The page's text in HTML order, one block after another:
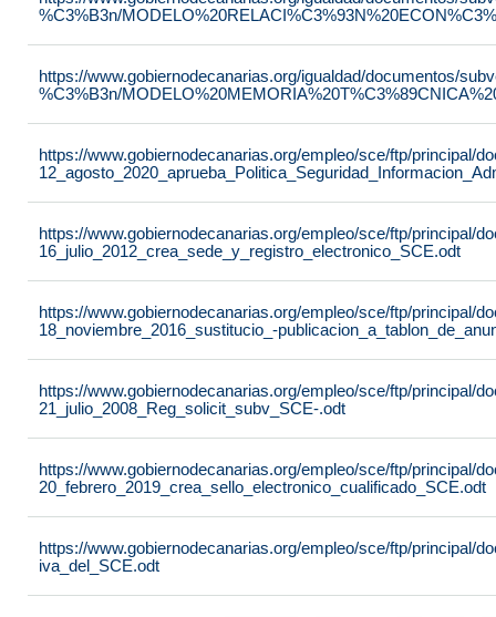
%C3%B3n/
https://www.gobiernodecanarias.org/igualdad/documentos/
%C3%B3n/
https://www.gobiernodecanarias.org/empleo/sce/ftp/principal/
https://www.gobiernodecanarias.org/empleo/sce/ftp/principal/
16_julio_2012_crea_sede_y_registro_electronico_SCE.odt
https://www.gobiernodecanarias.org/empleo/sce/ftp/principal/
18_noviembre_2016_sustitucio_-
https://www.gobiernodecanarias.org/empleo/sce/ftp/principal/
21_julio_2008_Reg_solicit_subv_SCE-.odt
https://www.gobiernodecanarias.org/empleo/sce/ftp/principal/
20_febrero_2019_crea_sello_electronico_cualificado_SCE.odt
https://www.gobiernodecanarias.org/empleo/sce/ftp/principal/
iva_del_SCE.odt